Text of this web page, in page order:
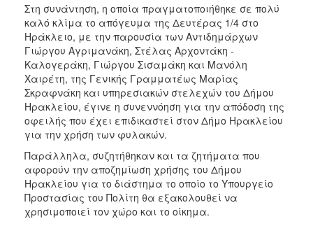
ΤΟΠΟΣ
ΠΟΛΙΤΙΣΜΟΣ
ΑΝΘΕΚΤΙΚΗ
ΠΟΛΗ
Στη συνάντηση, η οποία πραγματοποιήθηκε σε πολύ
καλό κλίμα το απόγευμα της Δευτέρας 1/4 στο
Ηράκλειο, με την παρουσία των Αντιδημάρχων
Γιώργου Αγριμανάκη, Στέλας Αρχοντάκη -
Καλογεράκη, Γιώργου Σισαμάκη και Μανόλη
Χαιρέτη, της Γενικής Γραμματέως Μαρίας
Σκραφνάκη και υπηρεσιακών στελεχών του Δήμου
Ηρακλείου, έγινε η συνεννόηση για την απόδοση της
οφειλής που έχει επιδικαστεί στον Δήμο Ηρακλείου
για την χρήση των φυλακών.
Παράλληλα, συζητήθηκαν και τα ζητήματα που
αφορούν την αποζημίωση χρήσης του Δήμου
Ηρακλείου για το διάστημα το οποίο το Υπουργείο
Προστασίας του Πολίτη θα εξακολουθεί να
χρησιμοποιεί τον χώρο και το οίκημα.